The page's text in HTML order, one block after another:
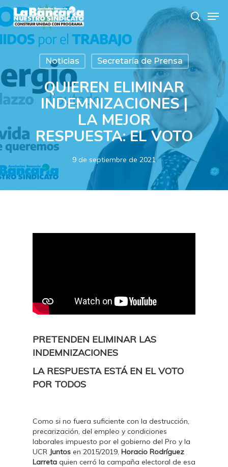
Skip
to
main
content
search
Noticias Secretaría de Prensa
QUIEREN ELIMINAR
INDEMNIZACIONES |
LA MEJOR
RESPUESTA: EL VOTO
9 de septiembre de 2021
PRETENDEN ELIMINAR LAS
INDEMNIZACIONES
LA RESPUESTA ESTÁ EN EL VOTO
POR TODOS
Como si no fuera suficiente con la destrucción,
precarización, del empleo y condiciones
laborales impuesto por el gobierno del Pro y la
UCR Juntos en 2015/2019, Horacio Rodríguez
Larreta quien cerró la campaña electoral de esa